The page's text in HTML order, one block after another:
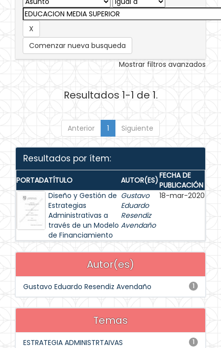
Comenzar nueva busqueda
Mostrar filtros avanzados
Resultados 1-1 de 1.
Anterior 1 Siguiente
Resultados por ítem:
PORTADATÍTULO AUTOR(ES)FECHA DE
PUBLICACIÓN
Diseño y Gestión de
Estrategias
Administrativas a
través de un Modelo
de Financiamiento
Gustavo
Eduardo
Resendiz
Avendaño
18-mar-2020
Autor(es)
1
Gustavo Eduardo Resendiz Avendaño
Temas
1
ESTRATEGIA ADMINISTRTAIVAS